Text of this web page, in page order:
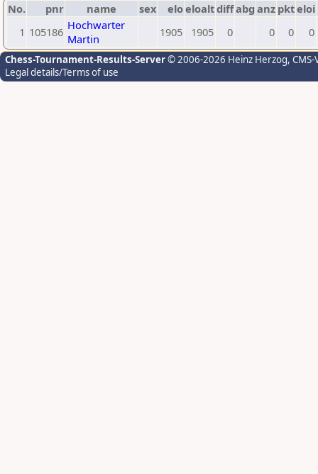
No. pnr name sex eloeloaltdiffabg anz pkteloi
1 105186 Hochwarter
Martin
1905 1905 0 0 0 0
Chess-Tournament-Results-Server© 2006-2026 Heinz Herzog,
Legal details/Terms of use